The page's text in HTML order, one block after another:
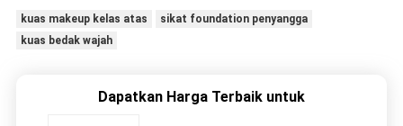
kuas makeup kelas atas
sikat foundation penyangga
kuas bedak wajah
Dapatkan Harga Terbaik untuk